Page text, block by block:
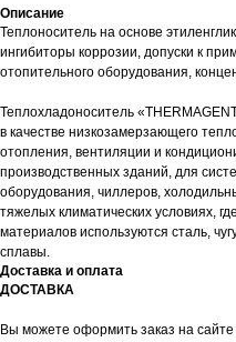
Описание
Теплоноситель на основе
ингибиторы коррозии, допуски к
отопительного оборудования,
Теплохладоноситель
в качестве низкозамерзающего
отопления, вентиляции и
производственных зданий, для
оборудования, чиллеров,
тяжелых климатических условиях,
материалов используются сталь,
сплавы.
Доставка и оплата
ДОСТАВКА
Вы можете оформить заказ на сайте